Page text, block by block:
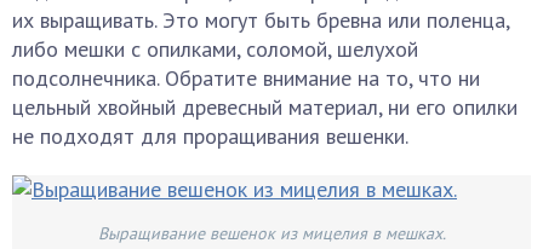
их выращивать. Это могут быть бревна или поленца,
либо мешки с опилками, соломой, шелухой
подсолнечника. Обратите внимание на то, что ни
цельный хвойный древесный материал, ни его опилки
не подходят для проращивания вешенки.
Выращивание вешенок из мицелия в мешках.